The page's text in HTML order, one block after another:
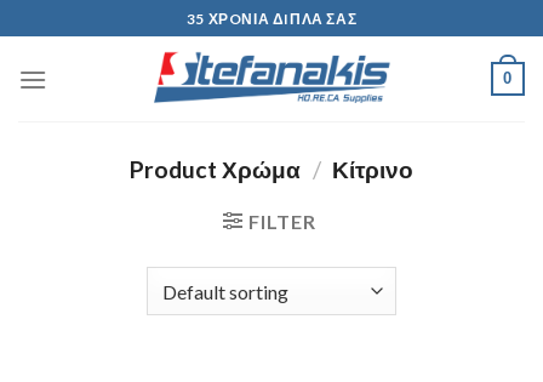
to
content
35 ΧΡOΝΙΑ ΔIΠΛΑ ΣΑΣ
0
Product Χρώμα / Κίτρινο
FILTER